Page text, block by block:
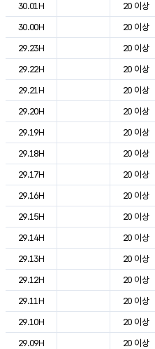
30.01H
20 이상
30.00H
20 이상
29.23H
20 이상
29.22H
20 이상
29.21H
20 이상
29.20H
20 이상
29.19H
20 이상
29.18H
20 이상
29.17H
20 이상
29.16H
20 이상
29.15H
20 이상
29.14H
20 이상
29.13H
20 이상
29.12H
20 이상
29.11H
20 이상
29.10H
20 이상
29.09H
20 이상